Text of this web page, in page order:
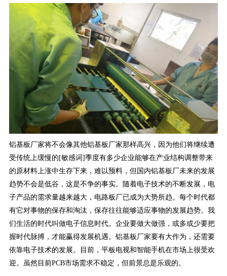
铝基板厂家将不会像其他铝基板厂家那样高兴，因为他们将继续遭
受传统上缓慢的[敏感词]季度有多少企业能够在产业结构调整带来
的原材料上涨中生存下来，难以预料，但国内铝基板厂未来的发展
趋势不会是低谷，这是不争的事实。随着电子技术的不断发展，电
子产品的需求量越来越大，电路板厂已成为大势所趋。每个时代都
有它对事物的保存和淘汰，保存往往能够适应事物的发展趋势。我
们生活的时代叫做电子信息时代。企业要做大做强，或多或少要把
握时代脉搏，才能赢得发展机遇。铝基板厂家要有大作为，还需要
依靠电子技术的发展。目前，平板电视和智能手机在市场上很受欢
迎。虽然目前PCB市场需求不稳定，但前景总是乐观的。